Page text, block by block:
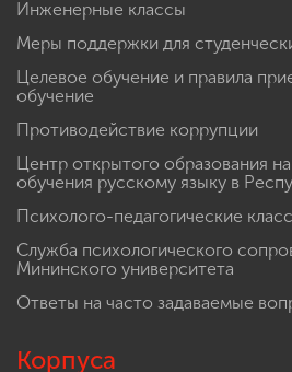
Инженерные классы
Меры поддержки для
Целевое обучение и правила
обучение
Противодействие коррупции
Центр открытого образования
обучения русскому языку в
Психолого-педагогические
Служба психологического
Мининского университета
Ответы на часто задаваемые
Корпуса